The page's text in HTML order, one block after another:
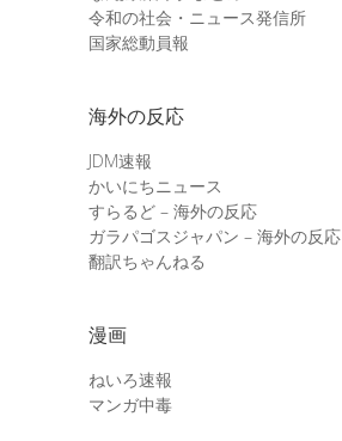
令和の社会・ニュース発信所
国家総動員報
海外の反応
JDM速報
かいにちニュース
すらるど – 海外の反応
ガラパゴスジャパン – 海外の反応
翻訳ちゃんねる
漫画
ねいろ速報
マンガ中毒